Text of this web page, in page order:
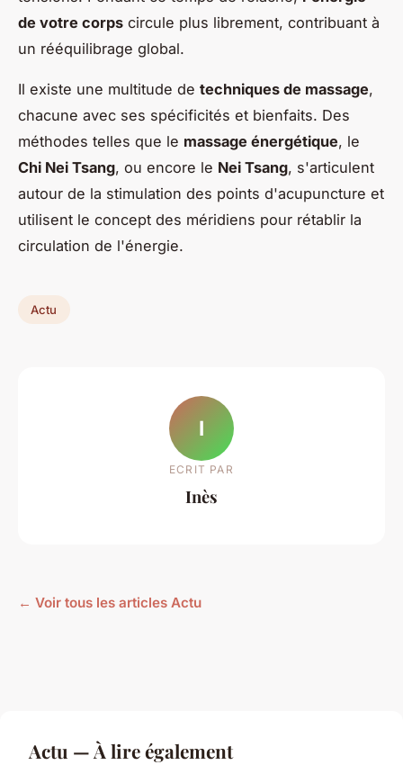
de votre corps circule plus librement, contribuant à
un rééquilibrage global.
Il existe une multitude de techniques de massage,
chacune avec ses spécificités et bienfaits. Des
méthodes telles que le massage énergétique, le
Chi Nei Tsang, ou encore le Nei Tsang, s'articulent
autour de la stimulation des points d'acupuncture et
utilisent le concept des méridiens pour rétablir la
circulation de l'énergie.
Actu
I
ECRIT PAR
Inès
← Voir tous les articles Actu
Actu — À lire également